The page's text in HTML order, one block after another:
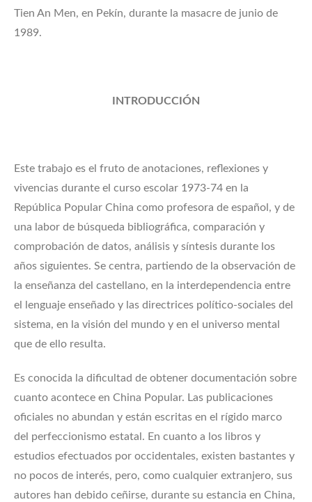
Tien An Men, en Pekín, durante la masacre de junio de
1989.
INTRODUCCIÓN
Este trabajo es el fruto de anotaciones, reflexiones y
vivencias durante el curso escolar 1973-74 en la
República Popular China como profesora de español, y de
una labor de búsqueda bibliográfica, comparación y
comprobación de datos, análisis y síntesis durante los
años siguientes. Se centra, partiendo de la observación de
la enseñanza del castellano, en la interdependencia entre
el lenguaje enseñado y las directrices político-sociales del
sistema, en la visión del mundo y en el universo mental
que de ello resulta.
Es conocida la dificultad de obtener documentación sobre
cuanto acontece en China Popular. Las publicaciones
oficiales no abundan y están escritas en el rígido marco
del perfeccionismo estatal. En cuanto a los libros y
estudios efectuados por occidentales, existen bastantes y
no pocos de interés, pero, como cualquier extranjero, sus
autores han debido ceñirse, durante su estancia en China,